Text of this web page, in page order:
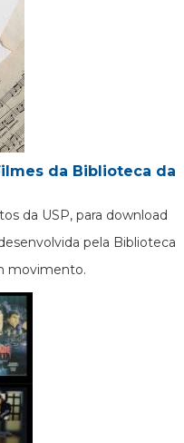
da Biblioteca da
da USP, para download
pela Biblioteca
movimento.